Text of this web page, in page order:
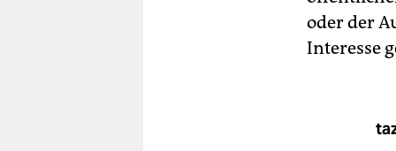
oder der
Interesse